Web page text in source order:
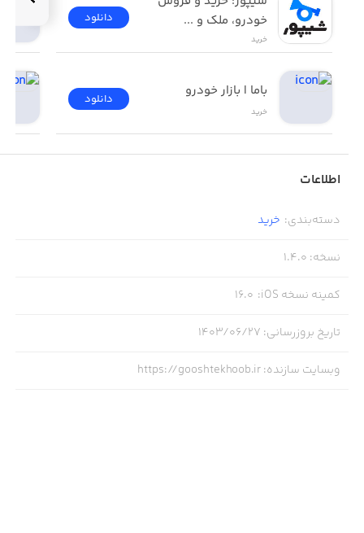
خودرو، ملک و ...
خرید
دانلود
باما | بازار خودرو
خرید
دانلود
اطلاعات
دسته‌بندی: خرید
نسخه:
1.4.0
کمینه نسخه iOS :
16.0
تاریخ بروزرسانی: ۱۴۰۳/۰۶/۲۷
وبسایت سازنده:
https://gooshtekhoob.ir